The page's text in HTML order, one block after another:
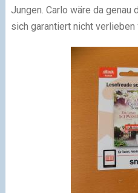
Jungen. Carlo wäre da genau
sich garantiert nicht verlieben